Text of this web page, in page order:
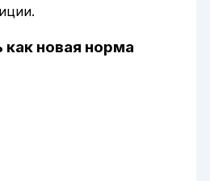
новая норма